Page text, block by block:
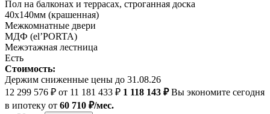
Пол на балконах и террасах, строганная доска
40х140мм (крашенная)
Межкомнатные двери
МДФ (el’PORTA)
Межэтажная лестница
Есть
Стоимость:
Держим сниженные цены до 31.08.26
12 299 576 ₽ от 11 181 433 ₽ 1 118 143 ₽Вы экономите сегодня
в ипотеку от 60 710 ₽/мес.